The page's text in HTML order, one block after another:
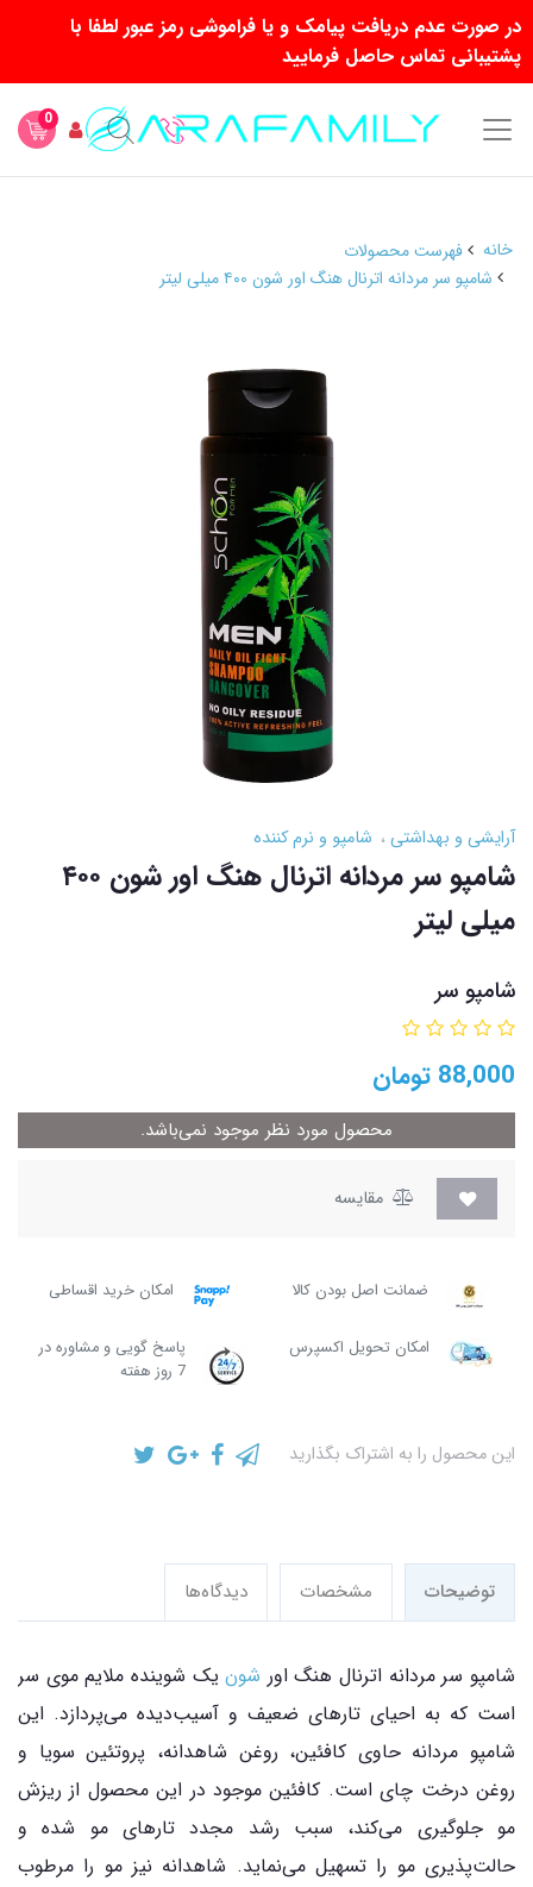
در صورت عدم دریافت پیامک و یا فراموشی رمز عبور لطفا با
پشتیبانی تماس حاصل فرمایید
0
خانه
فهرست محصولات
شامپو سر مردانه اترنال هنگ اور شون ۴۰۰ میلی لیتر
آرایشی و بهداشتی شامپو و نرم کننده
شامپو سر مردانه اترنال هنگ اور شون ۴۰۰
میلی لیتر
شامپو سر
88,000 تومان
محصول مورد نظر موجود نمی‌باشد.
مقایسه
ضمانت اصل بودن کالا امکان خرید اقساطی
امکان تحویل اکسپرس
پاسخ گویی و مشاوره در
7 روز هفته
این محصول را به اشتراک بگذارید
توضیحات مشخصات دیدگاه‌ها
شامپو سر مردانه اترنال هنگ اور شونیک شوینده ملایم موی سر
است که به احیای تارهای ضعیف و آسیب‌دیده می‌پردازد. این
شامپو مردانه حاوی کافئین، روغن شاهدانه، پروتئین سویا و
روغن درخت چای است. کافئین موجود در این محصول از ریزش
مو جلوگیری می‌کند، سبب رشد مجدد تارهای مو شده و
حالت‌پذیری مو را تسهیل می‌نماید. شاهدانه نیز مو را مرطوب